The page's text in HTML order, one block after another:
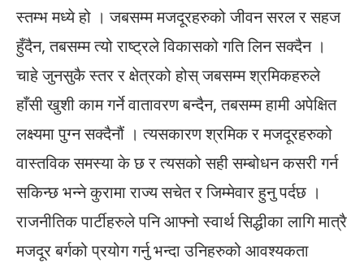
स्तम्भ मध्ये हो । जबसम्म मजदूरहरुको जीवन सरल र सहज
हुँदैन, तबसम्म त्यो राष्ट्रले विकासको गति लिन सक्दैन ।
चाहे जुनसुकै स्तर र क्षेत्रको होस् जबसम्म श्रमिकहरुले
हाँसी खुशी काम गर्ने वातावरण बन्दैन, तबसम्म हामी अपेक्षित
लक्ष्यमा पुग्न सक्दैनौं । त्यसकारण श्रमिक र मजदूरहरुको
वास्तविक समस्या के छ र त्यसको सही सम्बोधन कसरी गर्न
सकिन्छ भन्ने कुरामा राज्य सचेत र जिम्मेवार हुनु पर्दछ ।
राजनीतिक पार्टीहरुले पनि आफ्नो स्वार्थ सिद्धीका लागि मात्रै
मजदूर बर्गको प्रयोग गर्नु भन्दा उनिहरुको आवश्यकता